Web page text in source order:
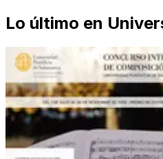
Lo último en